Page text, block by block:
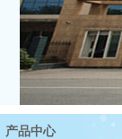
四川尚典建材有限公司
产品中心